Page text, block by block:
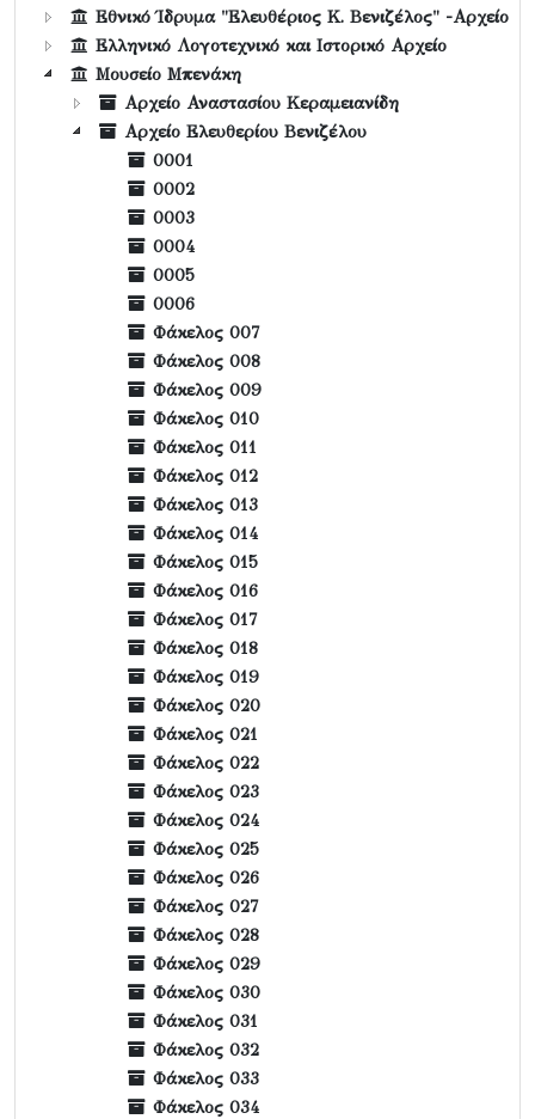
Εθνικό Ίδρυμα "Ελευθέριος Κ. Βενιζέλος" -Αρχείο
Ελληνικό Λογοτεχνικό και Ιστορικό Αρχείο
Μουσείο Μπενάκη
Αρχείο Αναστασίου Κεραμειανίδη
Αρχείο Ελευθερίου Βενιζέλου
0001
0002
0003
0004
0005
0006
Φάκελος 007
Φάκελος 008
Φάκελος 009
Φάκελος 010
Φάκελος 011
Φάκελος 012
Φάκελος 013
Φάκελος 014
Φάκελος 015
Φάκελος 016
Φάκελος 017
Φάκελος 018
Φάκελος 019
Φάκελος 020
Φάκελος 021
Φάκελος 022
Φάκελος 023
Φάκελος 024
Φάκελος 025
Φάκελος 026
Φάκελος 027
Φάκελος 028
Φάκελος 029
Φάκελος 030
Φάκελος 031
Φάκελος 032
Φάκελος 033
Φάκελος 034